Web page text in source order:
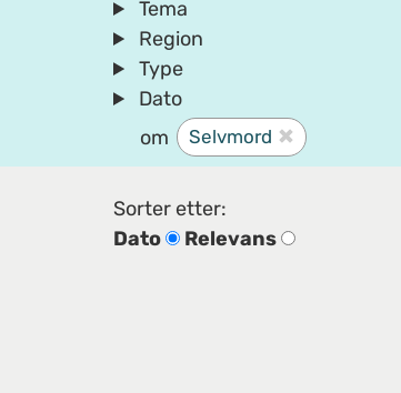
Tema
Region
Type
Dato
om
Selvmord
Sorter etter:
Dato
Relevans